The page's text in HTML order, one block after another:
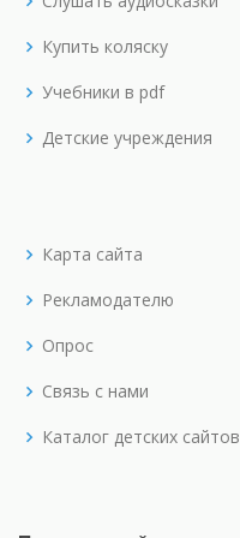
Купить коляску
Учебники в pdf
Детские учреждения
Карта сайта
Рекламодателю
Опрос
Связь с нами
Каталог детских сайтов